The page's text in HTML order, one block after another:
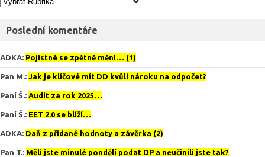
Poslední komentáře
ADKA: Pojistné se zpětně mění… (1)
Pan M. : Jak je klíčové mít DD kvůli nároku na odpočet?
Paní Š. : Audit za rok 2025…
Paní Š. : EET 2.0 se blíží…
ADKA: Daň z přidané hodnoty a závěrka (2)
Pan T. : Měli jste minulé pondělí podat DP a neučinili jste tak?